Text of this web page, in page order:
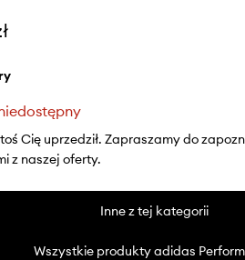
Cię uprzedził. Zapraszamy do
z naszej oferty.
Inne z tej kategorii
Wszystkie produkty adidas